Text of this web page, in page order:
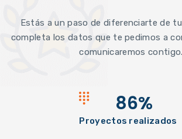
Estás a un paso de diferenciarte de
completa los datos que te pedimos a
comunicaremos contigo.
86%
Proyectos realizados